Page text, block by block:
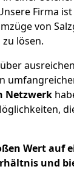
Firma
von
lösen.
Netzwerk
Wert auf
und